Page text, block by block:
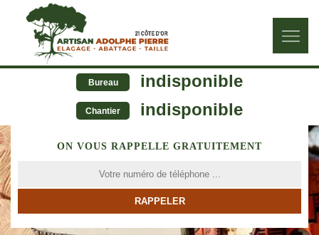
Bureau indisponible
Chantier indisponible
ON VOUS RAPPELLE GRATUITEMENT